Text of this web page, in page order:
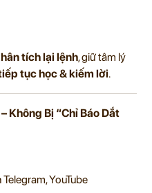
tích lại lệnh, giữ tâm lý
tục học & kiếm lời.
Không Bị “Chỉ Báo Dắt
YouTube